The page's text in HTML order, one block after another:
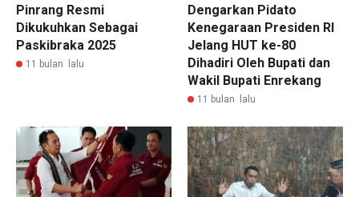
Pinrang Resmi
Dikukuhkan Sebagai
Paskibraka 2025
11 bulan lalu
Dengarkan Pidato
Kenegaraan Presiden RI
Jelang HUT ke-80
Dihadiri Oleh Bupati dan
Wakil Bupati Enrekang
11 bulan lalu